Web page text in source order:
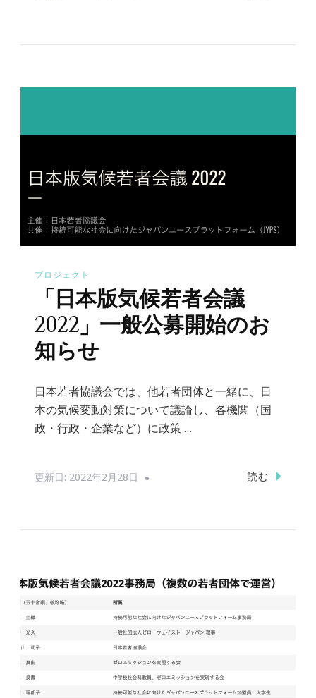
プロジェクト
「日本版気候若者会議
2022」一般公募開始のお
知らせ
日本若者協議会では、他若者団体と一緒に、日
本の気候変動対策について議論し、各機関（国
政・行政・企業など）に政策 …
更新日: 2022年2月28日 読む